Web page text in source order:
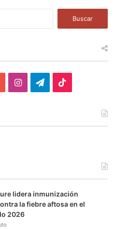
:
b
e
I
g
r
a
r
a
k
lidera inmunización
la fiebre aftosa en el
2026